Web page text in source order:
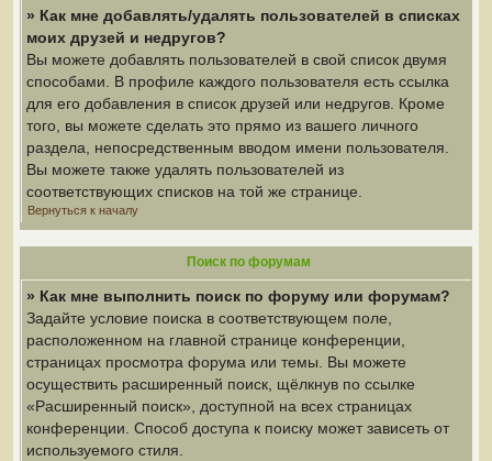
» Как мне добавлять/удалять пользователей в списках
моих друзей и недругов?
Вы можете добавлять пользователей в свой список двумя
способами. В профиле каждого пользователя есть ссылка
для его добавления в список друзей или недругов. Кроме
того, вы можете сделать это прямо из вашего личного
раздела, непосредственным вводом имени пользователя.
Вы можете также удалять пользователей из
соответствующих списков на той же странице.
Вернуться к началу
Поиск по форумам
» Как мне выполнить поиск по форуму или форумам?
Задайте условие поиска в соответствующем поле,
расположенном на главной странице конференции,
страницах просмотра форума или темы. Вы можете
осуществить расширенный поиск, щёлкнув по ссылке
«Расширенный поиск», доступной на всех страницах
конференции. Способ доступа к поиску может зависеть от
используемого стиля.